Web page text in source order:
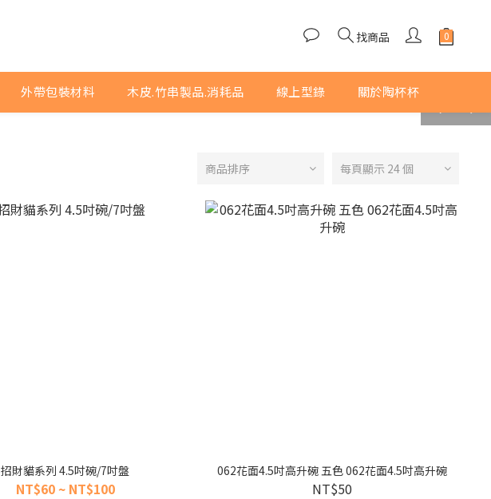
找商品
外帶包裝材料 木皮.竹串製品.消耗品 線上型錄 關於陶杯杯
商品排序 每頁顯示 24 個
招財貓系列 4.5吋碗/7吋盤
NT$60 ~ NT$100
062花面4.5吋高升碗 五色 062花面4.5吋高升碗
NT$50